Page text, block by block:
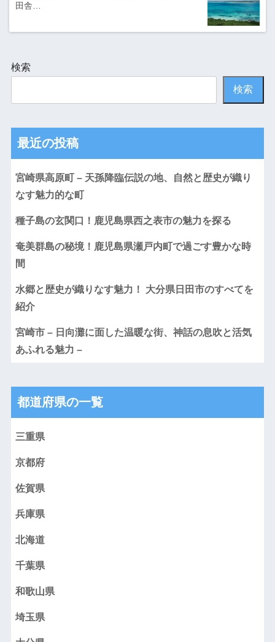
田舎…
検索
検索
最近の投稿
宮崎県高原町 – 天孫降臨伝説の地、自然と歴史が織り
なす魅力的な町
種子島の玄関口！鹿児島県西之表市の魅力を探る
奄美群島の秘境！鹿児島県瀬戸内町で過ごす豊かな時
間
水郷と歴史が織りなす魅力！ 大分県日田市のすべてを
紹介
宮崎市 – 日向灘に面した温暖な街、神話の息吹と活気
あふれる魅力 –
都道府県の一覧
三重県
京都府
佐賀県
兵庫県
北海道
千葉県
和歌山県
埼玉県